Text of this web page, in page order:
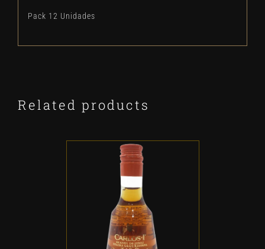
Pack 12 Unidades
Related products
ADD TO CART / DETALLES